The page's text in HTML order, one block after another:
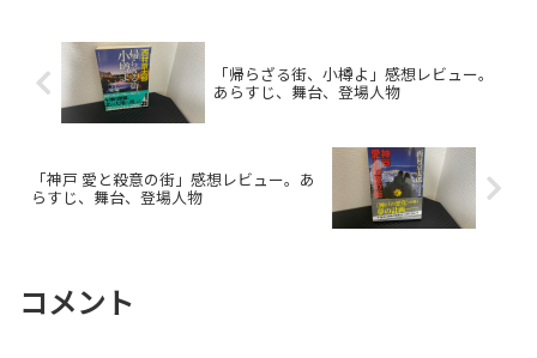
「帰らざる街、小樽よ」感想レビュー。
あらすじ、舞台、登場人物
「神戸 愛と殺意の街」感想レビュー。あ
らすじ、舞台、登場人物
コメント